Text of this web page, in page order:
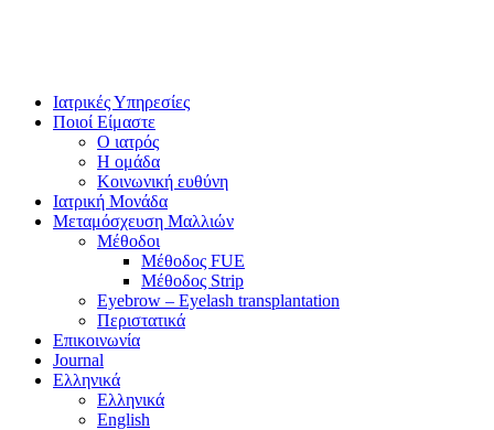
Ιατρικές Υπηρεσίες
Ποιοί Είμαστε
Ο ιατρός
Η ομάδα
Κοινωνική ευθύνη
Ιατρική Μονάδα
Μεταμόσχευση Μαλλιών
Μέθοδοι
Μέθοδος FUE
Μέθοδος Strip
Eyebrow – Eyelash transplantation
Περιστατικά
Επικοινωνία
Journal
Ελληνικά
Ελληνικά
English